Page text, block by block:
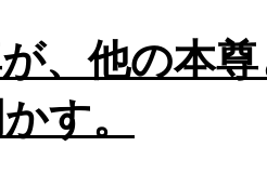
、他の本
す。